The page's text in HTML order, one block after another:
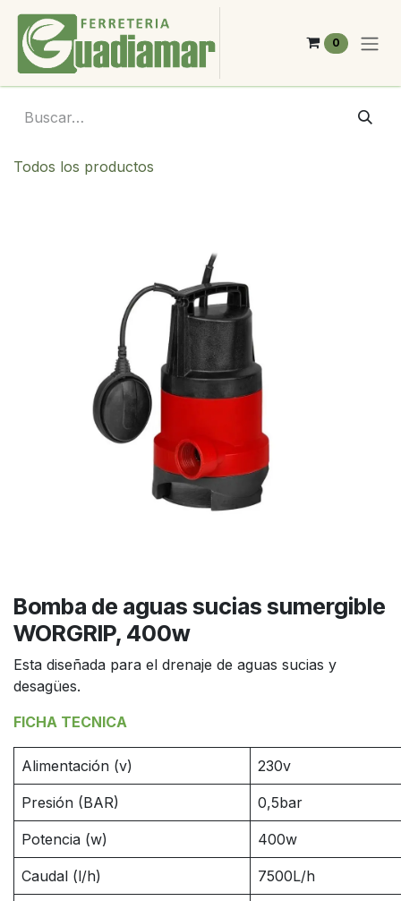
Ir al contenido
0
Todos los productos
Bomba de aguas sucias sumergible
WORGRIP, 400w
Esta diseñada para el drenaje de aguas sucias y
desagües.
FICHA TECNICA
Alimentación (v) 230v
Presión (BAR) 0,5bar
Potencia (w) 400w
Caudal (l/h) 7500L/h